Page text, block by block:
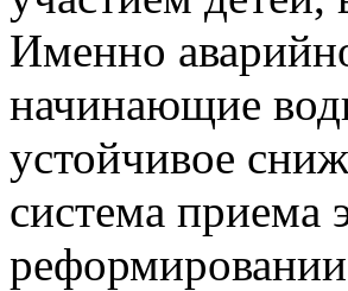
Именно
начинающие
устойчивое
система приема